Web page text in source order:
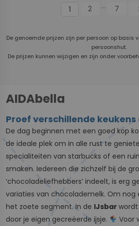
1 2 ... 7
De genoemde prijzen zijn per persoon op basis
persoonshut.
De prijzen kunnen wijzigen en zijn onder
AIDAbella
Proef verschillende keukens
De dag beginnen met een goed kop
de ideale plek om in alle rust te
specialiteiten van starbucks of een
smaken. Iedereen die zichzelf bij de
‘chocoladeliefhebbers’ indeelt, is erg
variaties van chocolademelk. Om nog
het zoete segment. In de IJsbar
door je eigen gecreëerde ijsje.
Voor